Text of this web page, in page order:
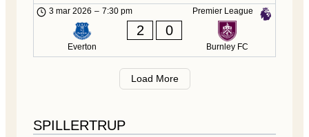
Premier League
3 mar 2026 – 7:30 pm
Everton
2 0
Burnley FC
Load More
SPILLERTRUP